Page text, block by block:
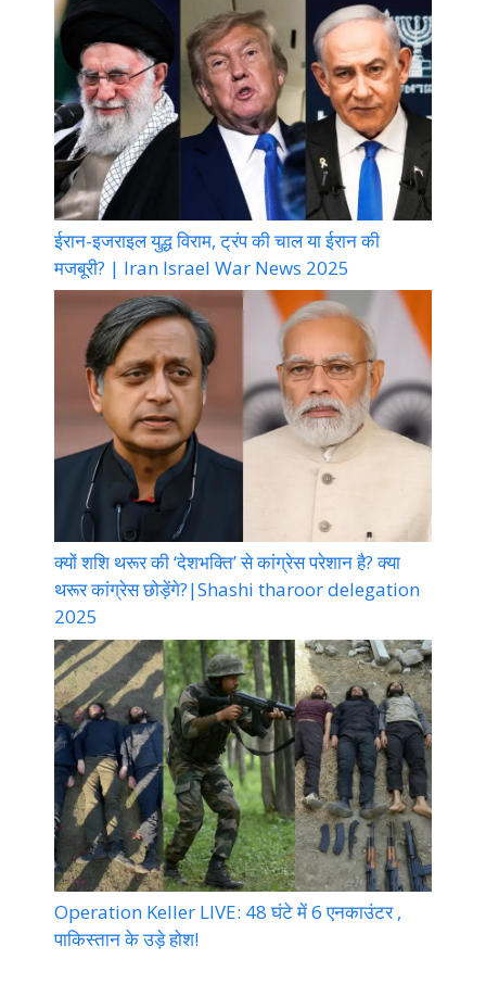
ईरान-इजराइल युद्ध विराम, ट्रंप की चाल या ईरान की
मजबूरी? | Iran Israel War News 2025
क्यों शशि थरूर की ‘देशभक्ति’ से कांग्रेस परेशान है? क्या
थरूर कांग्रेस छोड़ेंगे?|Shashi tharoor delegation
2025
Operation Keller LIVE: 48 घंटे में 6 एनकाउंटर ,
पाकिस्तान के उड़े होश!